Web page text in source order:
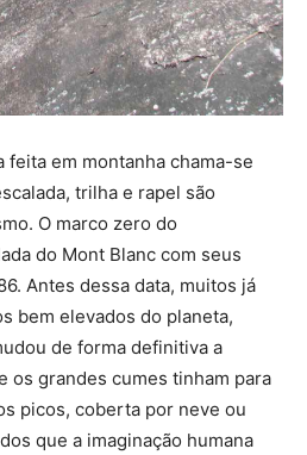
em montanha chama-se
trilha e rapel são
O marco zero do
do Mont Blanc com seus
Antes dessa data, muitos já
bem elevados do planeta,
de forma definitiva a
os grandes cumes tinham para
picos, coberta por neve ou
que a imaginação humana